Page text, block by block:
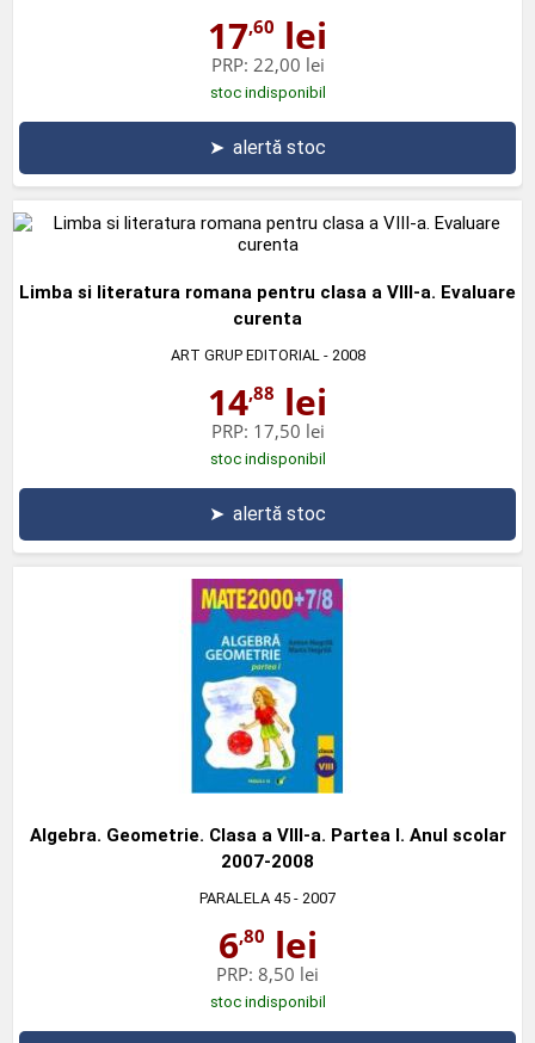
17,60 lei
PRP: 22,00 lei
stoc indisponibil
➤ alertă stoc
Limba si literatura romana pentru clasa a VIII-a. Evaluare
curenta
ART GRUP EDITORIAL- 2008
14,88 lei
PRP: 17,50 lei
stoc indisponibil
➤ alertă stoc
Algebra. Geometrie. Clasa a VIII-a. Partea I. Anul scolar
2007-2008
PARALELA 45 - 2007
6,80 lei
PRP: 8,50 lei
stoc indisponibil